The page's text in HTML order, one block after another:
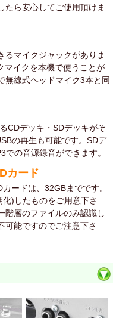
たら安心してご使用頂けま
るマイクジャックがありま
イクを本機で使うことが
無線式ヘッドマイク3本と同
CDデッキ・SDデッキがそ
の再生も可能です。SDデ
での音源録音ができます。
カード
ードは、32GBまでです。
)したものをご用意下さ
階層のファイルのみ認識し
可能ですのでご注意下さ